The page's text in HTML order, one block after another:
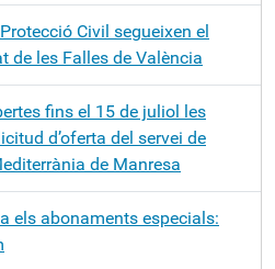
Civil segueixen el
de les Falles de València
fins el 15 de juliol les
d’oferta del servei de
de Manresa
els abonaments especials: